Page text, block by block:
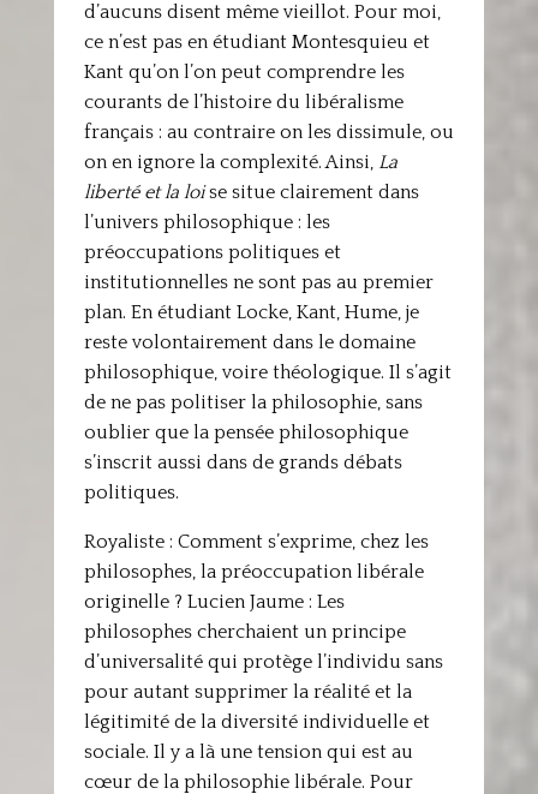
d’aucuns disent même vieillot. Pour moi,
ce n’est pas en étudiant Montesquieu et
Kant qu’on l’on peut comprendre les
courants de l’histoire du libéralisme
français : au contraire on les dissimule, ou
on en ignore la complexité. Ainsi, La
liberté et la loise situe clairement dans
l’univers philosophique : les
préoccupations politiques et
institutionnelles ne sont pas au premier
plan. En étudiant Locke, Kant, Hume, je
reste volontairement dans le domaine
philosophique, voire théologique. Il s’agit
de ne pas politiser la philosophie, sans
oublier que la pensée philosophique
s’inscrit aussi dans de grands débats
politiques.
Royaliste : Comment s’exprime, chez les
philosophes, la préoccupation libérale
originelle ? Lucien Jaume : Les
philosophes cherchaient un principe
d’universalité qui protège l’individu sans
pour autant supprimer la réalité et la
légitimité de la diversité individuelle et
sociale. Il y a là une tension qui est au
cœur de la philosophie libérale. Pour